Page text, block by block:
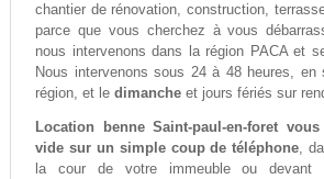
chantier de rénovation, construction,
parce que vous cherchez à vous
nous intervenons dans la région PACA et
Nous intervenons sous 24 à 48 heures, en
région, et le dimancheet jours fériés sur
Location benne Saint-paul-en-foret
vide sur un simple coup de téléphone,
la cour de votre immeuble ou devant